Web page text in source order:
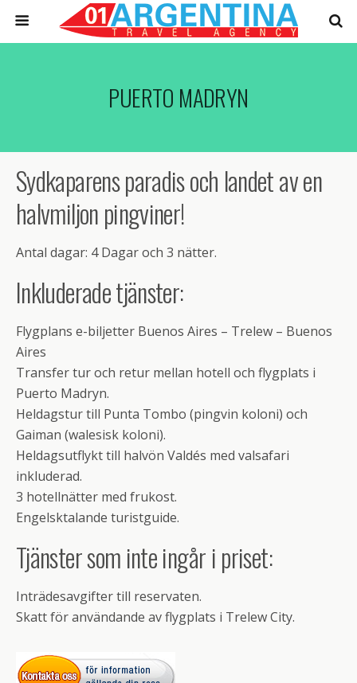
PUERTO MADRYN
Sydkaparens paradis och landet av en
halvmiljon pingviner!
Antal dagar: 4 Dagar och 3 nätter.
Inkluderade tjänster:
Flygplans e-biljetter Buenos Aires – Trelew – Buenos
Aires
Transfer tur och retur mellan hotell och flygplats i
Puerto Madryn.
Heldagstur till Punta Tombo (pingvin koloni) och
Gaiman (walesisk koloni).
Heldagsutflykt till halvön Valdés med valsafari
inkluderad.
3 hotellnätter med frukost.
Engelsktalande turistguide.
Tjänster som inte ingår i priset:
Inträdesavgifter till reservaten.
Skatt för användande av flygplats i Trelew City.